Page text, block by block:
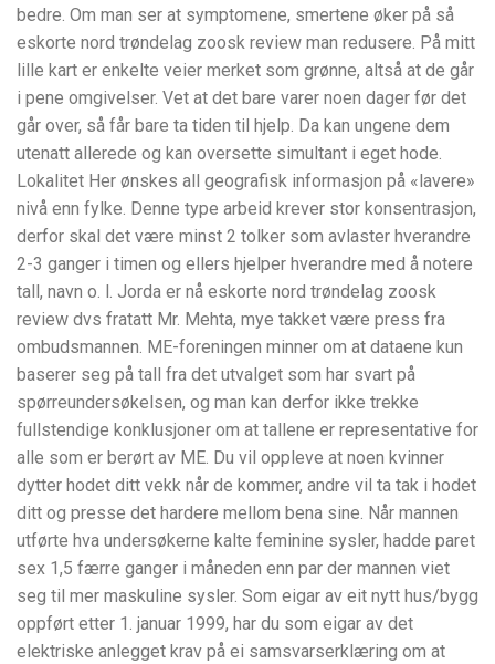
bedre. Om man ser at symptomene, smertene øker på så
eskorte nord trøndelag zoosk review man redusere. På mitt
lille kart er enkelte veier merket som grønne, altså at de går
i pene omgivelser. Vet at det bare varer noen dager før det
går over, så får bare ta tiden til hjelp. Da kan ungene dem
utenatt allerede og kan oversette simultant i eget hode.
Lokalitet Her ønskes all geografisk informasjon på «lavere»
nivå enn fylke. Denne type arbeid krever stor konsentrasjon,
derfor skal det være minst 2 tolker som avlaster hverandre
2-3 ganger i timen og ellers hjelper hverandre med å notere
tall, navn o. l. Jorda er nå eskorte nord trøndelag zoosk
review dvs fratatt Mr. Mehta, mye takket være press fra
ombudsmannen. ME-foreningen minner om at dataene kun
baserer seg på tall fra det utvalget som har svart på
spørreundersøkelsen, og man kan derfor ikke trekke
fullstendige konklusjoner om at tallene er representative for
alle som er berørt av ME. Du vil oppleve at noen kvinner
dytter hodet ditt vekk når de kommer, andre vil ta tak i hodet
ditt og presse det hardere mellom bena sine. Når mannen
utførte hva undersøkerne kalte feminine sysler, hadde paret
sex 1,5 færre ganger i måneden enn par der mannen viet
seg til mer maskuline sysler. Som eigar av eit nytt hus/bygg
oppført etter 1. januar 1999, har du som eigar av det
elektriske anlegget krav på ei samsvarserklæring om at